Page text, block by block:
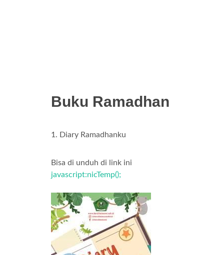
Buku Ramadhan
1. Diary Ramadhanku
Bisa di unduh di link ini
javascript:nicTemp();